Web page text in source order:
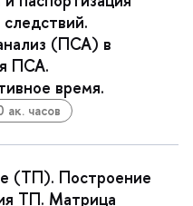
анализ (ПСА)
ПСА.
время.
ак. часо
(ТП). Построение
ТП. Матрица